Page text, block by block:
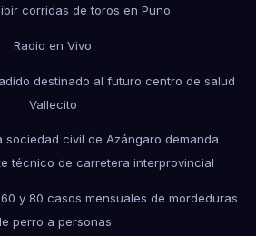
corridas de toros en Puno
Radio en Vivo
destinado al futuro centro de salud
Vallecito
sociedad civil de Azángaro demanda
técnico de carretera interprovincial
y 80 casos mensuales de mordeduras
perro a personas